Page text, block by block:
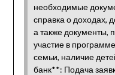
необходимые
справка о доходах,
а также документы,
участие в
семьи, наличие
банк**: Подача